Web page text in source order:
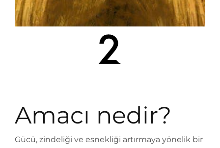
Amacı nedir?
Gücü, zindeliği ve esnekliği artırmaya yönelik bir